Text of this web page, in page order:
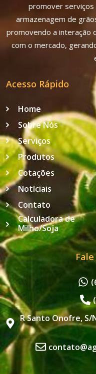
promover
armazenagem de
promovendo a interação
com o mercado,
Acesso Rápido
Home
Sobre Nós
Serviços
Produtos
Cotações
Notíciais
Contato
Calculadora de
Milho/Soja
R Santo Onofre, S/